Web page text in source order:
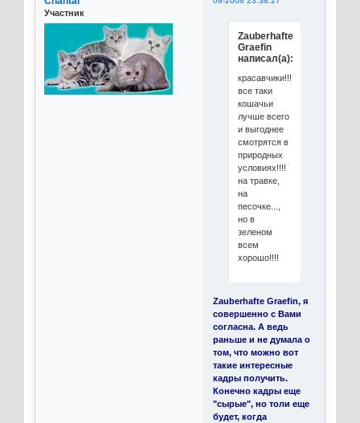
Участник
Zauberhafte
Graefin
написал(а):
красавчики!!!
все таки
кошачьи
лучше всего
и выгоднее
смотрятся в
природных
условиях!!!!
на травке,
на
песочке...,
но в
зеленом
всем
хорошо!!!!
Zauberhafte Graefin, я
совершенно с Вами
согласна. А ведь
раньше и не думала о
том, что можно вот
такие интересные
кадры получить.
Конечно кадры еще
"сырые", но толи еще
будет, когда